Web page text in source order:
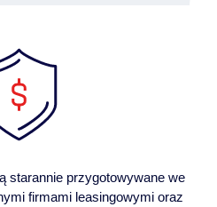
starannie przygotowywane we
firmami leasingowymi oraz